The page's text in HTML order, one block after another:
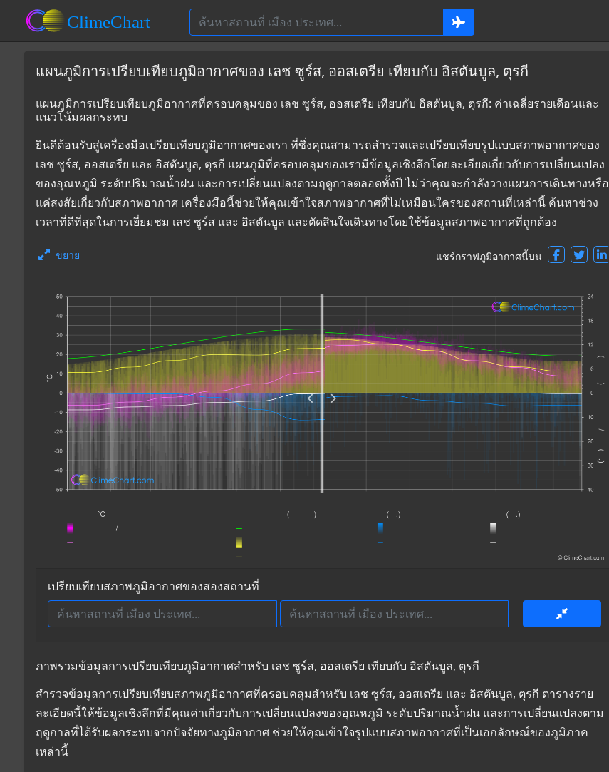
แผนภูมิการเปรียบเทียบภูมิอากาศของ เลช ซูร์ส, ออสเตรีย เทียบกับ อิสตันบูล, ตุรกี
แผนภูมิการเปรียบเทียบภูมิอากาศที่ครอบคลุมของ เลช ซูร์ส, ออสเตรีย เทียบกับ อิสตันบูล, ตุรกี: ค่าเฉลี่ยรายเดือนและ
แนวโน้มผลกระทบ
ยินดีต้อนรับสู่เครื่องมือเปรียบเทียบภูมิอากาศของเรา ที่ซึ่งคุณสามารถสำรวจและเปรียบเทียบรูปแบบสภาพอากาศของ
เลช ซูร์ส, ออสเตรีย และ อิสตันบูล, ตุรกี แผนภูมิที่ครอบคลุมของเรามีข้อมูลเชิงลึกโดยละเอียดเกี่ยวกับการเปลี่ยนแปลง
ของอุณหภูมิ ระดับปริมาณน้ำฝน และการเปลี่ยนแปลงตามฤดูกาลตลอดทั้งปี ไม่ว่าคุณจะกำลังวางแผนการเดินทางหรือ
แค่สงสัยเกี่ยวกับสภาพอากาศ เครื่องมือนี้ช่วยให้คุณเข้าใจสภาพอากาศที่ไม่เหมือนใครของสถานที่เหล่านี้ ค้นหาช่วง
เวลาที่ดีที่สุดในการเยี่ยมชม เลช ซูร์ส และ อิสตันบูล และตัดสินใจเดินทางโดยใช้ข้อมูลสภาพอากาศที่ถูกต้อง
ขยาย แชร์กราฟภูมิอากาศนี้บน
เปรียบเทียบสภาพภูมิอากาศของสองสถานที่
ภาพรวมข้อมูลการเปรียบเทียบภูมิอากาศสำหรับ เลช ซูร์ส, ออสเตรีย เทียบกับ อิสตันบูล, ตุรกี
สำรวจข้อมูลการเปรียบเทียบสภาพภูมิอากาศที่ครอบคลุมสำหรับ เลช ซูร์ส, ออสเตรีย และ อิสตันบูล, ตุรกี ตารางราย
ละเอียดนี้ให้ข้อมูลเชิงลึกที่มีคุณค่าเกี่ยวกับการเปลี่ยนแปลงของอุณหภูมิ ระดับปริมาณน้ำฝน และการเปลี่ยนแปลงตาม
ฤดูกาลที่ได้รับผลกระทบจากปัจจัยทางภูมิอากาศ ช่วยให้คุณเข้าใจรูปแบบสภาพอากาศที่เป็นเอกลักษณ์ของภูมิภาค
เหล่านี้